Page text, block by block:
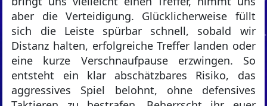
aber die Verteidigung. Glücklicherweise füllt
sich die Leiste spürbar schnell, sobald wir
Distanz halten, erfolgreiche Treffer landen oder
eine kurze Verschnaufpause erzwingen. So
entsteht ein klar abschätzbares Risiko, das
aggressives Spiel belohnt, ohne defensives